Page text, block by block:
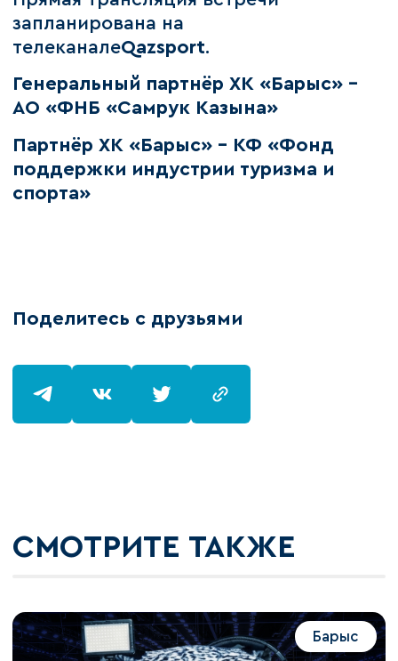
запланирована на
телеканалеQazsport.
Генеральный партнёр ХК «Барыс» –
АО «ФНБ «Самрук Казына»
Партнёр ХК «Барыс» - КФ «Фонд
поддержки индустрии туризма и
спорта»
Поделитесь с друзьями
СМОТРИТЕ ТАКЖЕ
Барыс